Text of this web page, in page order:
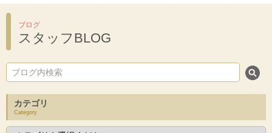
ブログ
スタッフBLOG
カテゴリ
Category